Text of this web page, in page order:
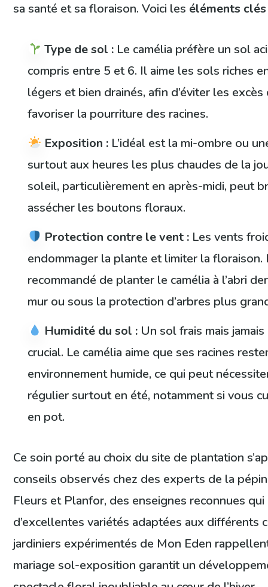
sa santé et sa floraison. Voici les éléments
Type de sol : Le camélia préfère un sol
compris entre 5 et 6. Il aime les sols riches
légers et bien drainés, afin d’éviter les excès
favoriser la pourriture des racines.
Exposition : L’idéal est la mi-ombre ou
surtout aux heures les plus chaudes de la
soleil, particulièrement en après-midi, peut
assécher les boutons floraux.
Protection contre le vent : Les vents
endommager la plante et limiter la floraison.
recommandé de planter le camélia à l’abri
mur ou sous la protection d’arbres plus
Humidité du sol : Un sol frais mais
crucial. Le camélia aime que ses racines
environnement humide, ce qui peut
régulier surtout en été, notamment si vous
en pot.
Ce soin porté au choix du site de plantation
conseils observés chez des experts de la
Fleurs et Planfor, des enseignes reconnues
d’excellentes variétés adaptées aux différents
jardiniers expérimentés de Mon Eden
mariage sol-exposition garantit un